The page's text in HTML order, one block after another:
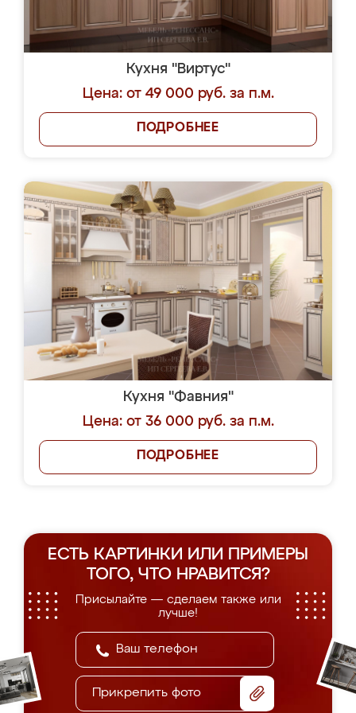
Кухня "Виртус"
Цена: от 49 000 руб. за п.м.
ПОДРОБНЕЕ
Кухня "Фавния"
Цена: от 36 000 руб. за п.м.
ПОДРОБНЕЕ
ЕСТЬ КАРТИНКИ ИЛИ ПРИМЕРЫ
ТОГО, ЧТО НРАВИТСЯ?
Присылайте — сделаем также или
лучше!
Прикрепить фото